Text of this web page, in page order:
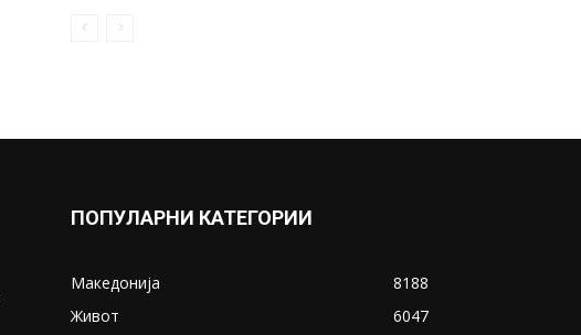
ПОПУЛАРНИ КАТЕГОРИИ
Македонија
8188
Живот
6047